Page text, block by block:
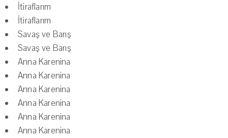
İtiraflarım
İtiraflarım
Savaş ve Barış
Savaş ve Barış
Anna Karenina
Anna Karenina
Anna Karenina
Anna Karenina
Anna Karenina
Anna Karenina